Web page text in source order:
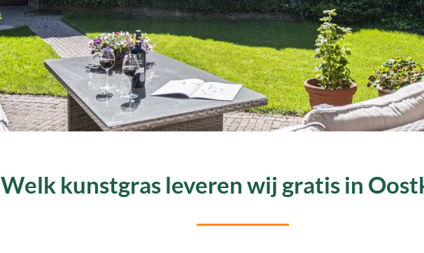
Welk kunstgras leveren wij gratis in